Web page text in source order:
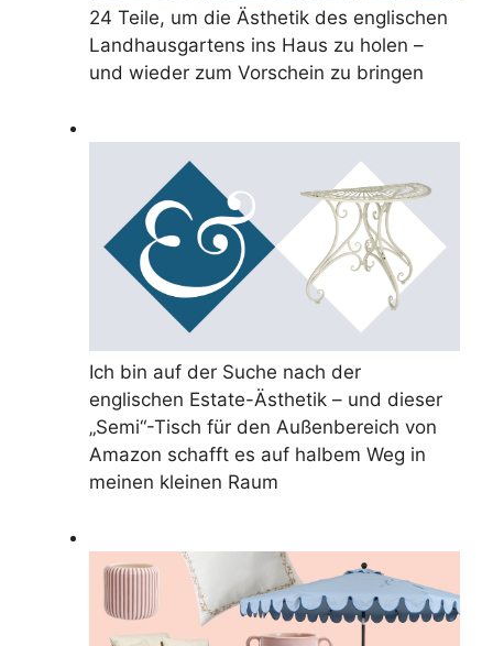
24 Teile, um die Ästhetik des englischen
Landhausgartens ins Haus zu holen –
und wieder zum Vorschein zu bringen
Ich bin auf der Suche nach der
englischen Estate-Ästhetik – und dieser
„Semi“-Tisch für den Außenbereich von
Amazon schafft es auf halbem Weg in
meinen kleinen Raum